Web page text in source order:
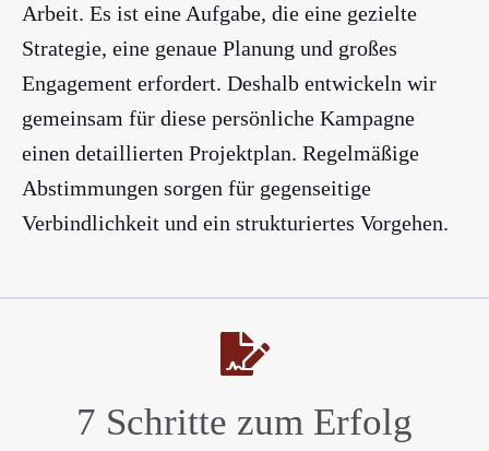
Arbeit. Es ist eine Aufgabe, die eine gezielte
Strategie, eine genaue Planung und großes
Engagement erfordert. Deshalb entwickeln wir
gemeinsam für diese persönliche Kampagne
einen detaillierten Projektplan. Regelmäßige
Abstimmungen sorgen für gegenseitige
Verbindlichkeit und ein strukturiertes Vorgehen.
7 Schritte zum Erfolg